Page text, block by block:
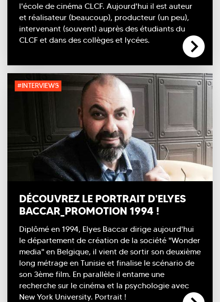
l'école de cinéma CLCF. Aujourd'hui il est auteur
et réalisateur (beaucoup), producteur (un peu),
intervenant (souvent) auprès des étudiants du
CLCF et dans des collèges et lycées.
#INTERVIEWS
DÉCOUVREZ LE PORTRAIT D'ELYES
BACCAR_PROMOTION 1994 !
Diplômé en 1994, Elyes Baccar dirige aujourd'hui
le département de création de la société "Wonder
media" en Belgique, il vient de sortir son deuxième
long métrage en Tunisie et finalise le scénario de
son 3ème film. En parallèle il entame une
recherche sur le cinéma et la psychologie avec
New York University. Portrait !